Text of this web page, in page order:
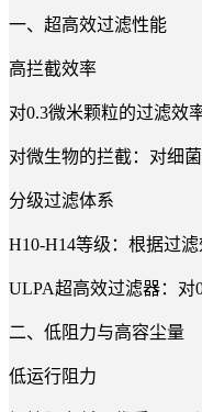
一、超高效过滤性能
高拦截效率
对0.3微米颗粒的过滤效
对微生物的拦截：对细
分级过滤体系
H10-H14等级：根据过
ULPA超高效过滤器：对
二、低阻力与高容尘量
低运行阻力